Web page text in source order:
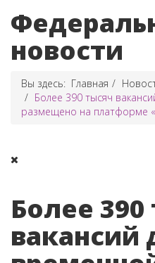
новости
Вы здесь: Главная
Более 390 тысяч
размещено на платформе
Более 390
вакансий